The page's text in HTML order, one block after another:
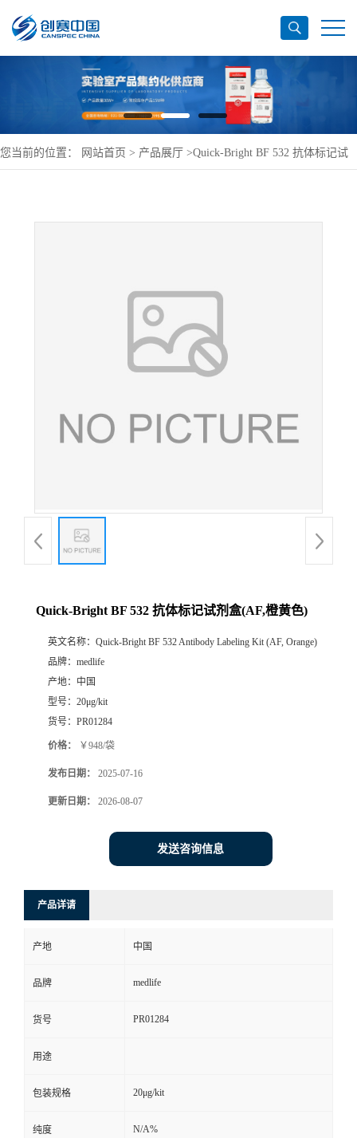
您当前的位置： 网站首页 > 产品展厅 >Quick-Bright BF 532 抗体标记试
Quick-Bright BF 532 抗体标记试剂盒(AF,橙黄色)
英文名称： Quick-Bright BF 532 Antibody Labeling Kit (AF, Orange)
品牌： medlife
产地： 中国
型号： 20μg/kit
货号： PR01284
价格： ￥948/袋
发布日期： 2025-07-16
更新日期： 2026-08-07
发送咨询信息
产品详请
产地 中国
品牌 medlife
货号 PR01284
用途
包装规格 20μg/kit
纯度 N/A%